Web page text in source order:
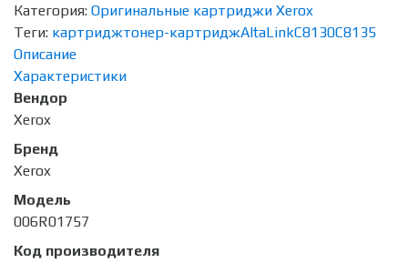
Категория: Оригинальные картриджи Xerox
Теги: картриджтонер-картриджAltaLinkC8130C8135
Описание
Характеристики
Вендор
Xerox
Бренд
Xerox
Модель
006R01757
Код производителя